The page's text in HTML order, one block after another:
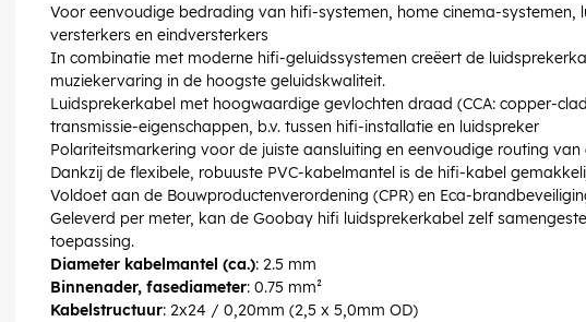
Voor eenvoudige bedrading van hifi-systemen, home cinema-systemen,
versterkers en eindversterkers
In combinatie met moderne hifi-geluidssystemen creëert de
muziekervaring in de hoogste geluidskwaliteit.
Luidsprekerkabel met hoogwaardige gevlochten draad (CCA: copper-
transmissie-eigenschappen, b.v. tussen hifi-installatie en luidspreker
Polariteitsmarkering voor de juiste aansluiting en eenvoudige routing van
Dankzij de flexibele, robuuste PVC-kabelmantel is de hifi-kabel
Voldoet aan de Bouwproductenverordening (CPR) en Eca-
Geleverd per meter, kan de Goobay hifi luidsprekerkabel zelf
toepassing.
Diameter kabelmantel (ca.): 2.5 mm
Binnenader, fasediameter: 0.75 mm²
Kabelstructuur: 2x24 / 0,20mm (2,5 x 5,0mm OD)